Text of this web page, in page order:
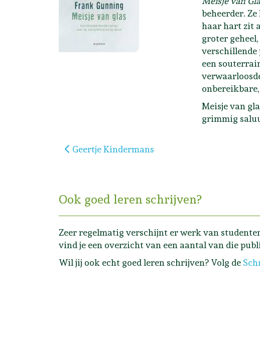
beheerder.
haar hart zit
groter
verschillende
een
Meisje van
grimmig
Vorig artikel: Geertje Kindermans
Geertje Kindermans
Ook goed leren schrijven?
Zeer regelmatig verschijnt er werk van
vind je een overzicht van een aantal van die
Wil jij ook echt goed leren schrijven? Volg de